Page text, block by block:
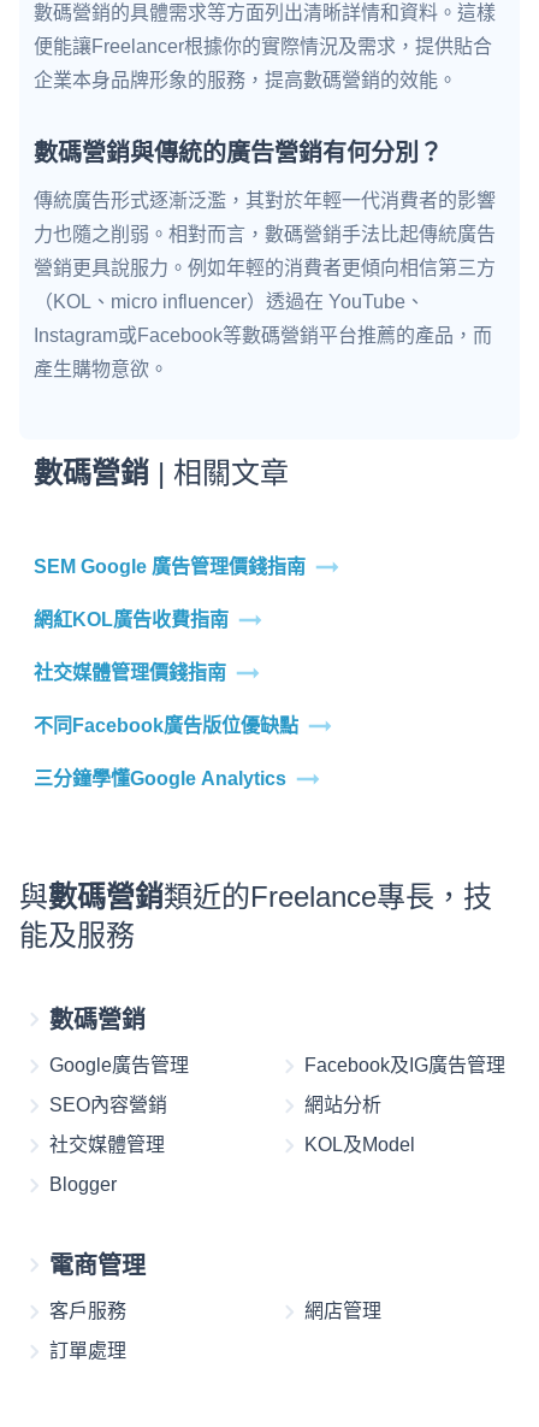
數碼營銷的具體需求等方面列出清晰詳情和資料。這樣
便能讓Freelancer根據你的實際情況及需求，提供貼合
企業本身品牌形象的服務，提高數碼營銷的效能。
數碼營銷與傳統的廣告營銷有何分別？
傳統廣告形式逐漸泛濫，其對於年輕一代消費者的影響
力也隨之削弱。相對而言，數碼營銷手法比起傳統廣告
營銷更具說服力。例如年輕的消費者更傾向相信第三方
（KOL、micro influencer）透過在 YouTube、
Instagram或Facebook等數碼營銷平台推薦的產品，而
產生購物意欲。
數碼營銷 | 相關文章
SEM Google 廣告管理價錢指南
網紅KOL廣告收費指南
社交媒體管理價錢指南
不同Facebook廣告版位優缺點
三分鐘學懂Google Analytics
與數碼營銷類近的Freelance專長，技
能及服務
數碼營銷
Google廣告管理
Facebook及IG廣告管理
SEO內容營銷
網站分析
社交媒體管理
KOL及Model
Blogger
電商管理
客戶服務
網店管理
訂單處理